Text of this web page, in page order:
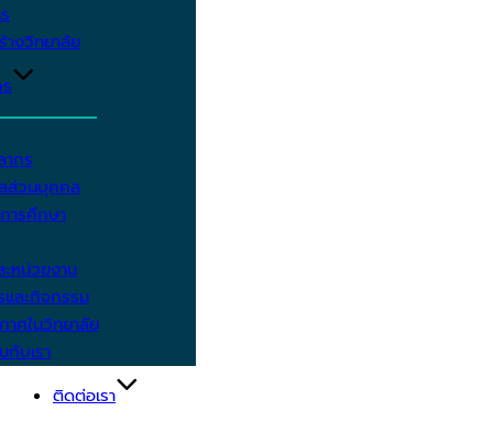
างวิทยาลัย
กร
ส่วนบุคคล
ารศึกษา
หน่วยงาน
และกิจกรรม
าศในวิทยาลัย
กับเรา
ติดต่อเรา